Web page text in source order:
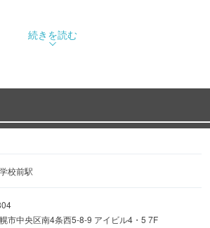
小皿料理が豊富で、流行り・映えを追
味しい逸品」をご提供するグラッツェ
わり契約農家直送の旬野菜や新鮮魚
もちふわニョッキ、窯焼きピザは感
映えも抜群。
場で、記憶に残る最高の食体験を！
続きを読む
校前駅
市中央区南4条西5-8-9 アイビル4・5 7F